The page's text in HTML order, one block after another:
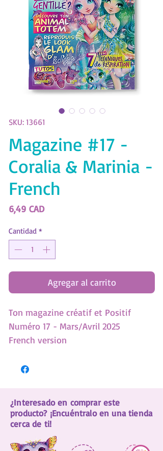
SKU: 13661
Magazine #17 -
Coralia & Marinia -
French
6,49 CADPrecio
Cantidad *
Agregar al carrito
Ton magazine créatif et Positif
Numéro 17 - Mars/Avril 2025
French version
- Zen - 7 techniques des respiration
- Reproduis le look glam d'Éclipsia
- En cadeau! 3 Jeux et 6 figurines à
¿Interesado en comprar este
producto? ¡Encuéntralo en una tienda
cerca de ti!